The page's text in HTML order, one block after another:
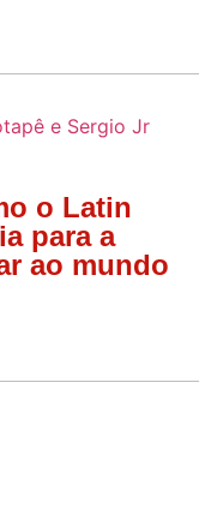
o Latin
para a
ao mundo